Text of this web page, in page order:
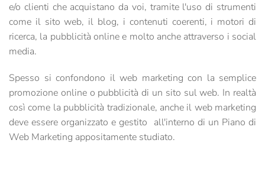
e/o clienti che acquistano da voi, tramite l'uso di strumenti
come il sito web, il blog, i contenuti coerenti, i motori di
ricerca, la pubblicità online e molto anche attraverso i social
media.
Spesso si confondono il web marketing con la semplice
promozione online o pubblicità di un sito sul web. In realtà
così come la pubblicità tradizionale, anche il web marketing
deve essere organizzato e gestito all'interno di un Piano di
Web Marketing appositamente studiato.